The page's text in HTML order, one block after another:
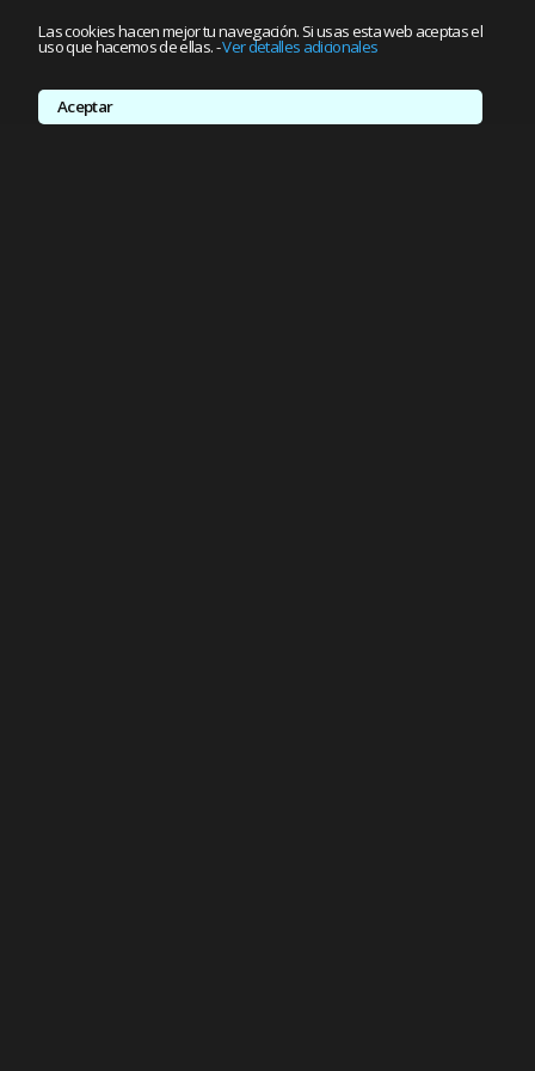
Las cookies hacen mejor tu navegación. Si usas esta web aceptas el
uso que hacemos de ellas.-Ver detalles adicionales
Aceptar